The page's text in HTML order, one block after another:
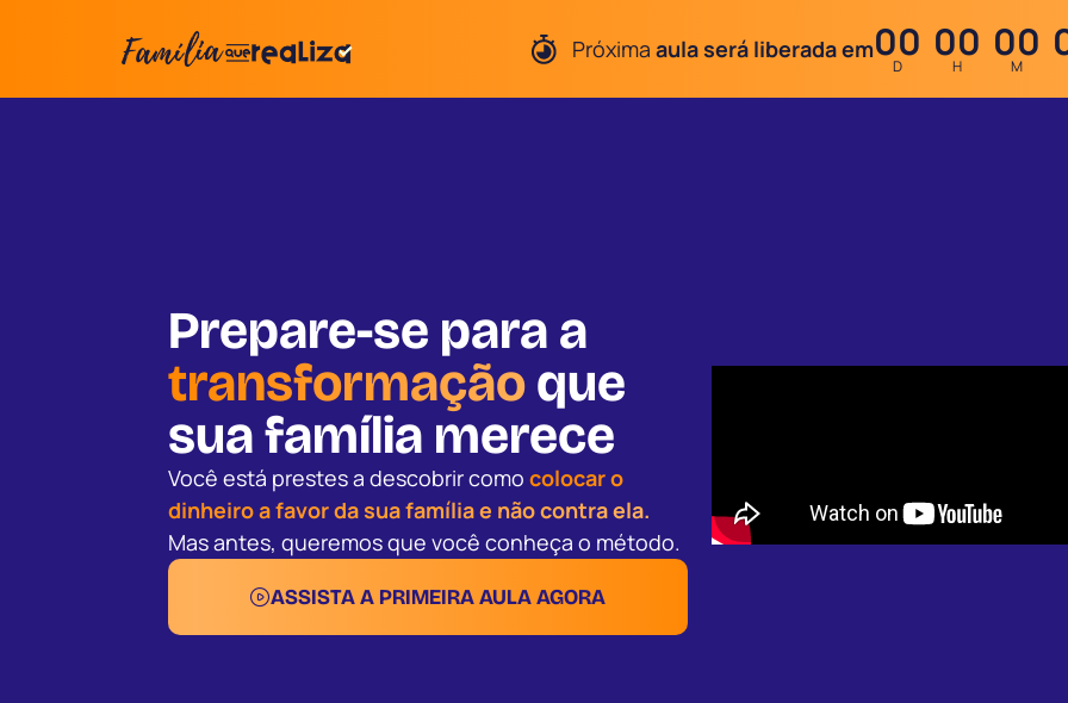
Próximaaula será liberada em00
D
00
H
00
M
Prepare-se para a
transformaçãoque
sua família merece
Você está prestes a descobrir como colocar o
dinheiro a favor da sua família e não contra ela.
Mas antes, queremos que você conheça o método.
ASSISTA A PRIMEIRA AULA AGORA